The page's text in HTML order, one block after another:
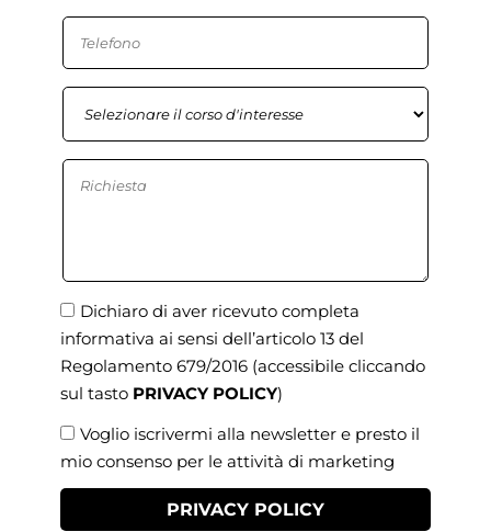
Dichiaro di aver ricevuto completa
informativa ai sensi dell’articolo 13 del
Regolamento 679/2016 (accessibile cliccando
sul tasto PRIVACY POLICY)
Voglio iscrivermi alla newsletter e presto il
mio consenso per le attività di marketing
PRIVACY POLICY